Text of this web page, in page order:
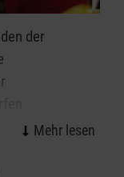
der
XI